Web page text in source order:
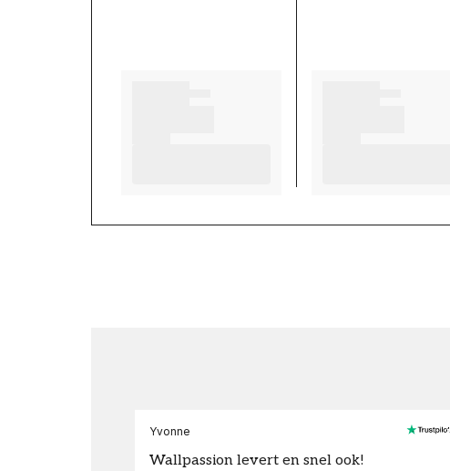
Yvonne
Wallpassion levert en snel ook!